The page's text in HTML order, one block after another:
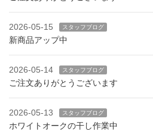
2026-05-15 スタッフブログ
新商品アップ中
2026-05-14 スタッフブログ
ご注文ありがとうございます
2026-05-13 スタッフブログ
ホワイトオークの干し作業中